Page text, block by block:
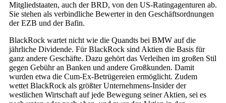
Mitgliedstaaten, auch der BRD, von den US-Ratingagenturen ab.
Sie stehen als verbindliche Bewerter in den Geschäftsordnungen
der EZB und der Bafin.
BlackRock wartet nicht wie die Quandts bei BMW auf die
jährliche Dividende. Für BlackRock sind Aktien die Basis für
ganz andere Geschäfte. Dazu gehört das Verleihen im großen Stil
gegen Gebühr an Banken und andere Großkunden. Damit
wurden etwa die Cum-Ex-Betrügereien ermöglicht. Zudem
wettet BlackRock als größter Unternehmens-Insider der
westlichen Wirtschaft auf jede Bewegung seiner Aktien, sei es